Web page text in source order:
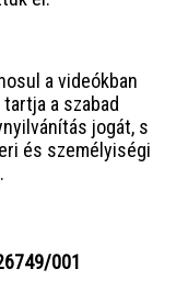
a videókban
a szabad
jogát, s
és személyiségi
001